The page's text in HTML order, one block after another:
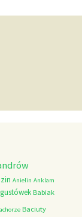
Anielin Anklam
Babiak
Baciuty